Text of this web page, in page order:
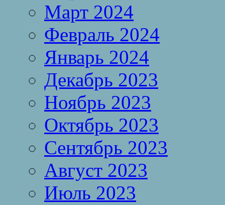
Март 2024
Февраль 2024
Январь 2024
Декабрь 2023
Ноябрь 2023
Октябрь 2023
Сентябрь 2023
Август 2023
Июль 2023